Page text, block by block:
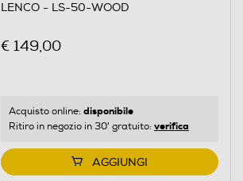
LENCO - LS-50-WOOD
€ 149,00
Acquisto online: disponibile
Ritiro in negozio in 30' gratuito: verifica
AGGIUNGI